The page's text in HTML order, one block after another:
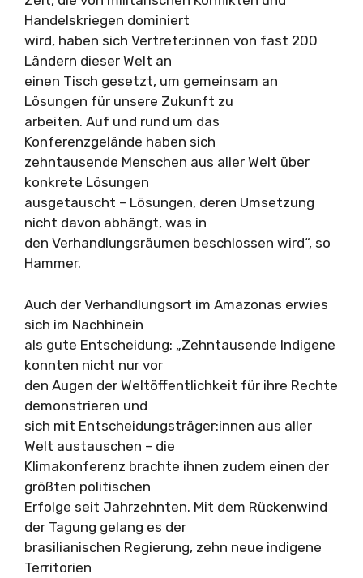
Handelskriegen dominiert
wird, haben sich Vertreter:innen von fast 200
Ländern dieser Welt an
einen Tisch gesetzt, um gemeinsam an
Lösungen für unsere Zukunft zu
arbeiten. Auf und rund um das
Konferenzgelände haben sich
zehntausende Menschen aus aller Welt über
konkrete Lösungen
ausgetauscht – Lösungen, deren Umsetzung
nicht davon abhängt, was in
den Verhandlungsräumen beschlossen wird“, so
Hammer.
Auch der Verhandlungsort im Amazonas erwies
sich im Nachhinein
als gute Entscheidung: „Zehntausende Indigene
konnten nicht nur vor
den Augen der Weltöffentlichkeit für ihre Rechte
demonstrieren und
sich mit Entscheidungsträger:innen aus aller
Welt austauschen – die
Klimakonferenz brachte ihnen zudem einen der
größten politischen
Erfolge seit Jahrzehnten. Mit dem Rückenwind
der Tagung gelang es der
brasilianischen Regierung, zehn neue indigene
Territorien